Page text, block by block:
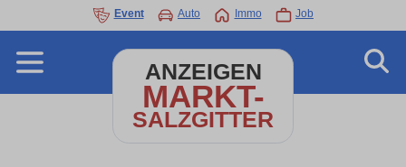
Event Auto Immo Job
ANZEIGEN
MARKT-
SALZGITTER